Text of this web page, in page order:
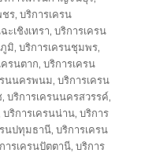
ชร,บริการเครน
ะเชิงเทรา,บริการเครน
มิ,บริการเครนชุมพร,
ครนตาก,บริการเครน
รนนครพนม,บริการเครน
,บริการเครนนครสวรรค์,
,บริการเครนน่าน,บริการ
นปทุมธานี,บริการเครน
ารเครนปัตตานี,บริการ